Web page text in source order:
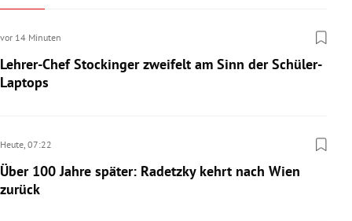
vor 14 Minuten
Lehrer-Chef Stockinger zweifelt am Sinn der Schüler-
Laptops
Heute, 07:22
Über 100 Jahre später: Radetzky kehrt nach Wien
zurück